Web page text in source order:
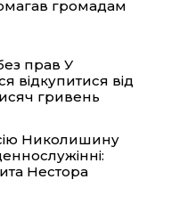
громадам
прав У
відкупитися від
гривень
Николишину
Нестора